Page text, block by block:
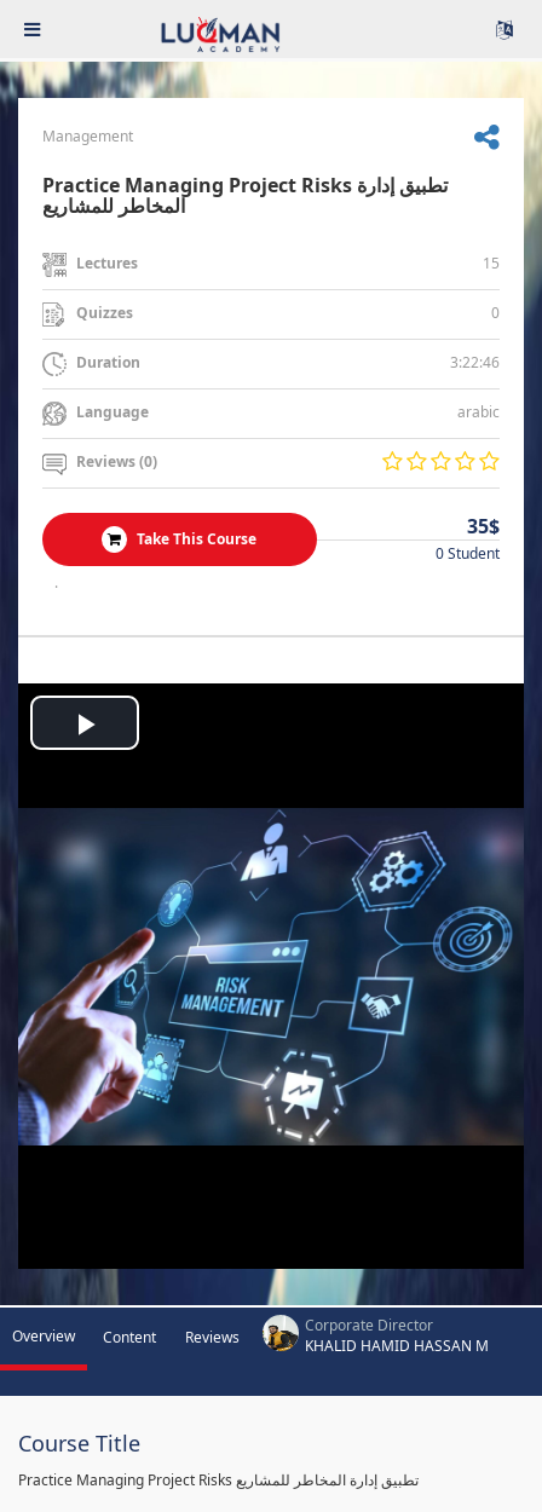
Management
Practice Managing Project Risks تطبيق إدارة
المخاطر للمشاريع
Lectures 15
Quizzes 0
Duration 3:22:46
Language arabic
Reviews (0)
Take This Course 35$
0 Student
.
Play
Video
Overview Content Reviews
Corporate Director
KHALID HAMID HASSAN M
Course Title
Practice Managing Project Risks تطبيق إدارة المخاطر للمشاريع